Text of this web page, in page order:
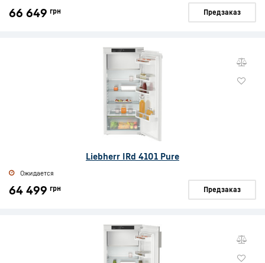
66 649 грн Предзаказ
Liebherr IRd 4101 Pure
Ожидается
64 499 грн Предзаказ